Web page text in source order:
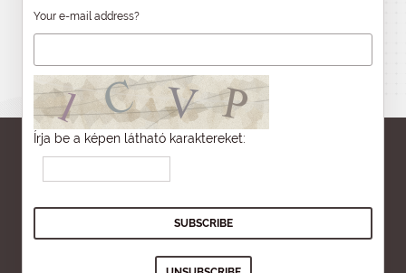
Your e-mail address?
Írja be a képen látható karaktereket: